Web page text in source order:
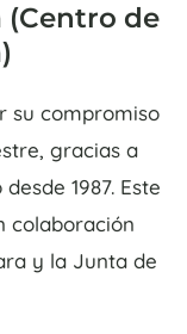
(Centro de
su compromiso
gracias a
1987. Este
colaboración
y la Junta de